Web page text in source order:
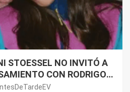
STOESSEL NO INVITÓ A
CON RODRIGO